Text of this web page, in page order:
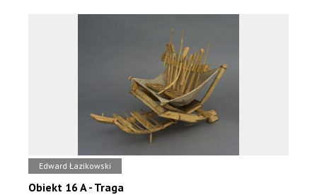
Edward Łazikowski
Obiekt 16 A - Traga